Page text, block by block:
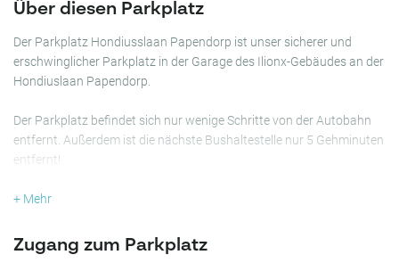
Über diesen Parkplatz
Der Parkplatz Hondiusslaan Papendorp ist unser sicherer und
erschwinglicher Parkplatz in der Garage des Ilionx-Gebäudes an der
Hondiuslaan Papendorp.
Der Parkplatz befindet sich nur wenige Schritte von der Autobahn
entfernt. Außerdem ist die nächste Bushaltestelle nur 5 Gehminuten
entfernt!
Egal, ob Sie ein Einheimischer, Geschäftsreisender oder Besucher
Lösung, damit Sie keine Zeit mit der Parkplatzsuche verschwenden.
+ Mehr
Zugang zum Parkplatz